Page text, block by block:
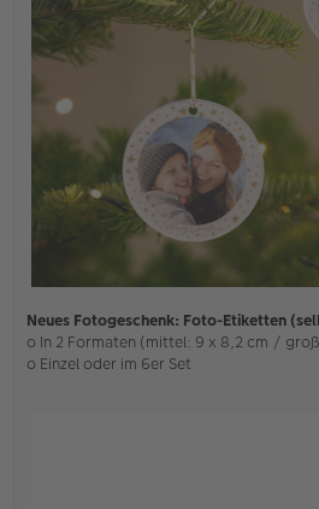
Neues Fotogeschenk: Foto-Etiketten
o In 2 Formaten (mittel: 9 x 8,2 cm /
o Einzel oder im 6er Set